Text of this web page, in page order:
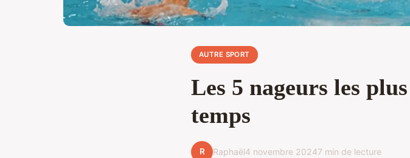
AUTRE SPORT
Les 5 nageurs les
temps
R Raphaël4 novembre 20247 min de lecture